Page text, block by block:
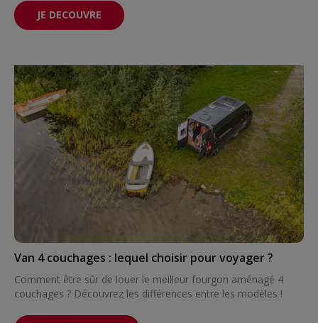
JE DECOUVRE
Van 4 couchages : lequel choisir pour voyager ?
Comment être sûr de louer le meilleur fourgon aménagé 4
couchages ? Découvrez les différences entre les modèles !